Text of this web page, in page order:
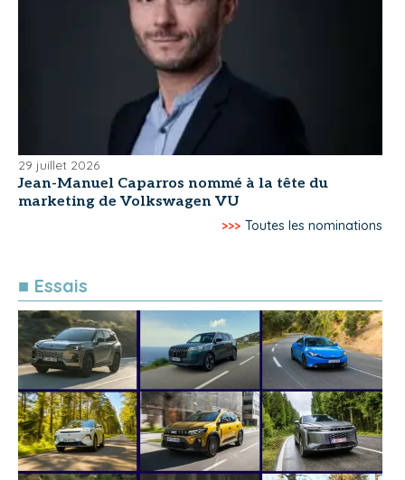
29 juillet 2026
Jean-Manuel Caparros nommé à la tête du
marketing de Volkswagen VU
>>> Toutes les nominations
■ Essais